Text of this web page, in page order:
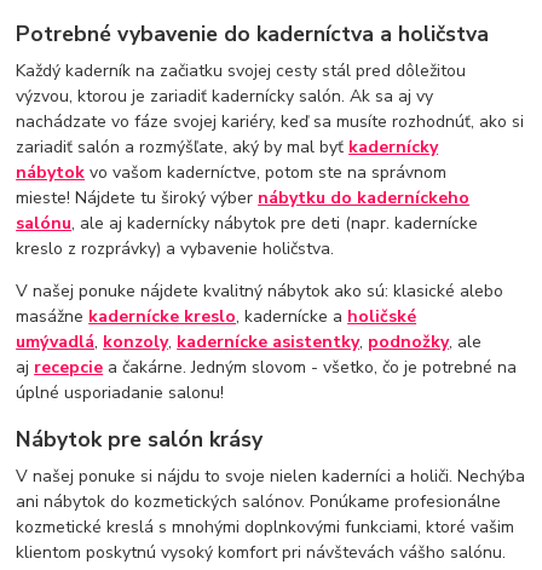
Potrebné vybavenie do kaderníctva a holičstva
Každý kaderník na začiatku svojej cesty stál pred dôležitou
výzvou, ktorou je zariadiť kadernícky salón. Ak sa aj vy
nachádzate vo fáze svojej kariéry, keď sa musíte rozhodnúť, ako si
zariadiť salón a rozmýšľate, aký by mal byť kadernícky
nábytok vo vašom kaderníctve, potom ste na správnom
mieste! Nájdete tu široký výber nábytku do kaderníckeho
salónu, ale aj kadernícky nábytok pre deti (napr. kadernícke
kreslo z rozprávky) a vybavenie holičstva.
V našej ponuke nájdete kvalitný nábytok ako sú: klasické alebo
masážne kadernícke kreslo, kadernícke a holičské
umývadlá, konzoly, kadernícke asistentky, podnožky, ale
aj recepcie a čakárne. Jedným slovom - všetko, čo je potrebné na
úplné usporiadanie salonu!
Nábytok pre salón krásy
V našej ponuke si nájdu to svoje nielen kaderníci a holiči. Nechýba
ani nábytok do kozmetických salónov. Ponúkame profesionálne
kozmetické kreslá s mnohými doplnkovými funkciami, ktoré vašim
klientom poskytnú vysoký komfort pri návštevách vášho salónu.